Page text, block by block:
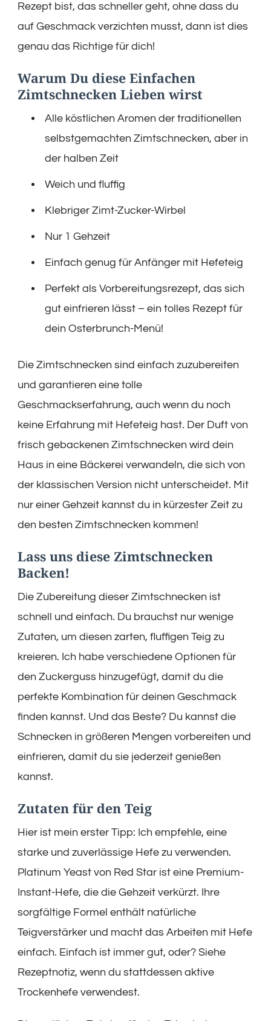
Rezept bist, das schneller geht, ohne dass du
auf Geschmack verzichten musst, dann ist dies
genau das Richtige für dich!
Warum Du diese Einfachen
Zimtschnecken Lieben wirst
Alle köstlichen Aromen der traditionellen
selbstgemachten Zimtschnecken, aber in
der halben Zeit
Weich und fluffig
Klebriger Zimt-Zucker-Wirbel
Nur 1 Gehzeit
Einfach genug für Anfänger mit Hefeteig
Perfekt als Vorbereitungsrezept, das sich
gut einfrieren lässt – ein tolles Rezept für
dein Osterbrunch-Menü!
Die Zimtschnecken sind einfach zuzubereiten
und garantieren eine tolle
Geschmackserfahrung, auch wenn du noch
keine Erfahrung mit Hefeteig hast. Der Duft von
frisch gebackenen Zimtschnecken wird dein
Haus in eine Bäckerei verwandeln, die sich von
der klassischen Version nicht unterscheidet. Mit
nur einer Gehzeit kannst du in kürzester Zeit zu
den besten Zimtschnecken kommen!
Lass uns diese Zimtschnecken
Backen!
Die Zubereitung dieser Zimtschnecken ist
schnell und einfach. Du brauchst nur wenige
Zutaten, um diesen zarten, fluffigen Teig zu
kreieren. Ich habe verschiedene Optionen für
den Zuckerguss hinzugefügt, damit du die
perfekte Kombination für deinen Geschmack
finden kannst. Und das Beste? Du kannst die
Schnecken in größeren Mengen vorbereiten und
einfrieren, damit du sie jederzeit genießen
kannst.
Zutaten für den Teig
Hier ist mein erster Tipp: Ich empfehle, eine
starke und zuverlässige Hefe zu verwenden.
Platinum Yeast von Red Star ist eine Premium-
Instant-Hefe, die die Gehzeit verkürzt. Ihre
sorgfältige Formel enthält natürliche
Teigverstärker und macht das Arbeiten mit Hefe
einfach. Einfach ist immer gut, oder? Siehe
Rezeptnotiz, wenn du stattdessen aktive
Trockenhefe verwendest.